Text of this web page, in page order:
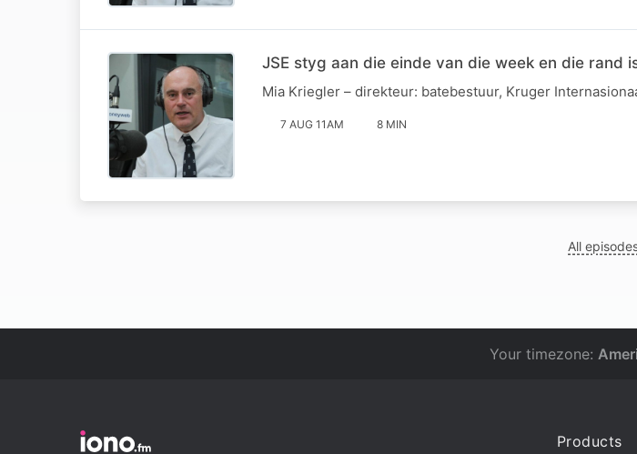
JSE styg aan die einde van die week en die rand
Mia Kriegler – direkteur: batebestuur, Kruger
7 AUG 11AM 8 MIN
All
Your timezone:
Products